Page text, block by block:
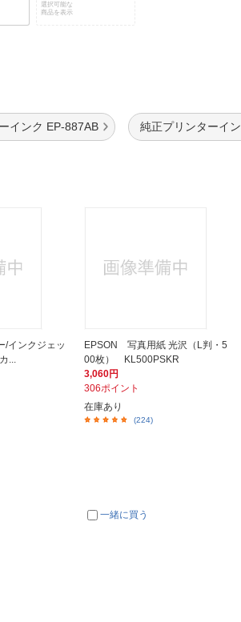
選択可能な
商品を表示
インク EP-887AB 純正プリンターイ
インクジェッ
...
EPSON 写真用紙 光沢（L判・5
00枚） KL500PSKR
3,060円
306ポイント
在庫あり
(224)
一緒に買う